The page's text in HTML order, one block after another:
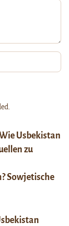
Usbekistan
zu
Sowjetische